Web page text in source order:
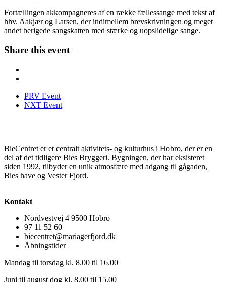
Fortællingen akkompagneres af en række fællessange med tekst af
hhv. Aakjær og Larsen, der indimellem brevskrivningen og meget
andet berigede sangskatten med stærke og uopslidelige sange.
Share this event
PRV Event
NXT Event
BieCentret er et centralt aktivitets- og kulturhus i Hobro, der er en
del af det tidligere Bies Bryggeri. Bygningen, der har eksisteret
siden 1992, tilbyder en unik atmosfære med adgang til gågaden,
Bies have og Vester Fjord.
Kontakt
Nordvestvej 4 9500 Hobro
97 11 52 60
biecentret@mariagerfjord.dk
Åbningstider
Mandag til torsdag kl. 8.00 til 16.00
Juni til august dog kl. 8.00 til 15.00